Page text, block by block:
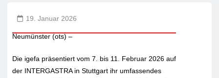
19. Januar 2026
Neumünster (ots) –
Die igefa präsentiert vom 7. bis 11. Februar 2026 auf
der INTERGASTRA in Stuttgart ihr umfassendes